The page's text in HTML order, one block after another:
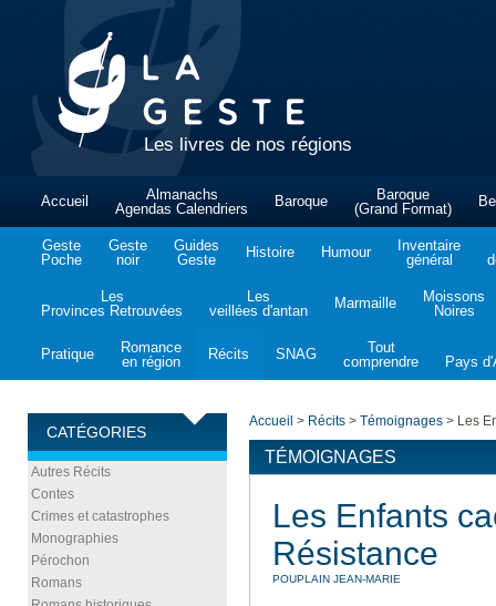
Les livres de nos régions
Accueil
Almanachs
Agendas Calendriers
Baroque
Baroque
(Grand Format)
Geste
Poche
Geste
noir
Guides
Geste
Histoire Humour
Inventaire
général
Les
Provinces Retrouvées
Les
veillées d'antan
Marmaille
Moissons
Noires
Pratique
Romance
en région
Récits SNAG
Tout
comprendre
Pays
CATÉGORIES
Autres Récits
Contes
Crimes et catastrophes
Monographies
Pérochon
Romans
Accueil > Récits > Témoignages > Les
TÉMOIGNAGES
Les Enfants
Résistance
POUPLAIN JEAN-MARIE